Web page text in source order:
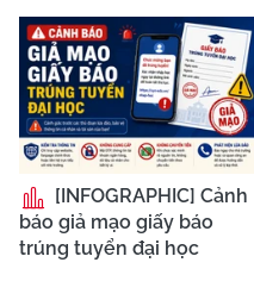
[INFOGRAPHIC] Cảnh
báo giả mạo giấy báo
trúng tuyển đại học